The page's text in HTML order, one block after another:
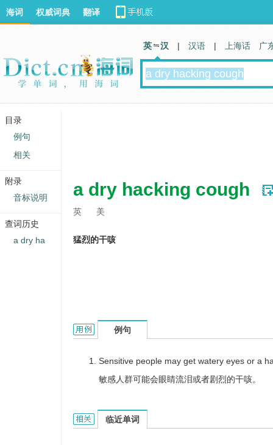
a dry hacking cough
英 美
猛烈的干咳
a dry hacking cough的用法和样例：
例句
Sensitive people may get watery eyes or a
敏感人群可能会眼睛流泪或者剧烈的干咳。
a dry hacking cough的相关资料：
临近单词
海词 权威词典 翻译
英 汉 | 汉语 | 上海话 广
目录
例句
相关
附录
音标说明
查词历史
a dry ha